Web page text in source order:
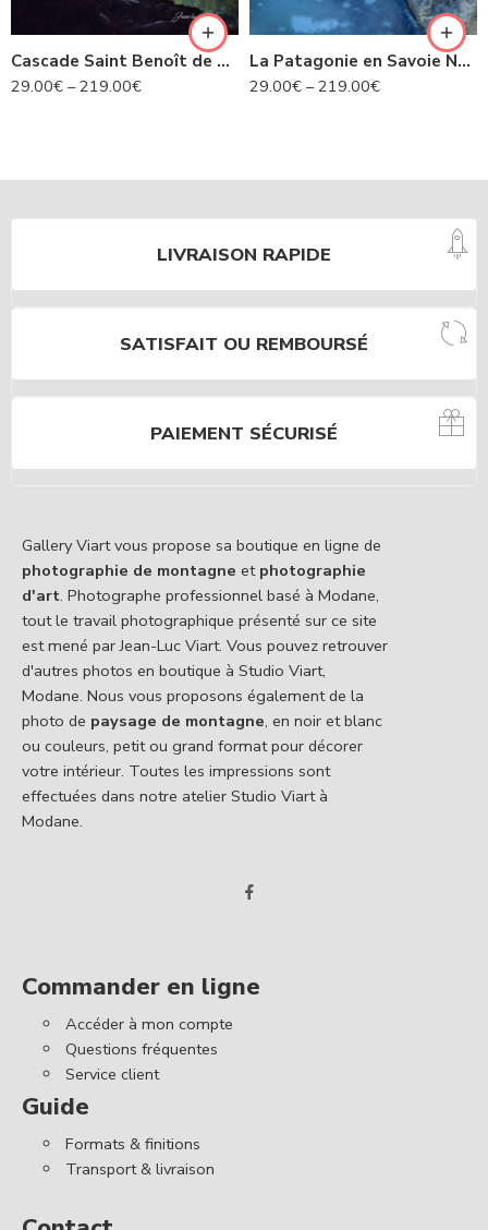
Cascade Saint Benoît de nuit- Avrieux N°424
29.00€ –219.00€
La Patagonie en Savoie N°435
29.00€ –219.00€
LIVRAISON RAPIDE
SATISFAIT OU REMBOURSÉ
PAIEMENT SÉCURISÉ
Gallery Viart vous propose sa boutique en ligne de
photographie de montagne et photographie
d'art. Photographe professionnel basé à Modane,
tout le travail photographique présenté sur ce site
est mené par Jean-Luc Viart. Vous pouvez retrouver
d'autres photos en boutique à Studio Viart,
Modane. Nous vous proposons également de la
photo de paysage de montagne, en noir et blanc
ou couleurs, petit ou grand format pour décorer
votre intérieur. Toutes les impressions sont
effectuées dans notre atelier Studio Viart à
Modane.
Commander en ligne
Accéder à mon compte
Questions fréquentes
Service client
Guide
Formats & finitions
Transport & livraison